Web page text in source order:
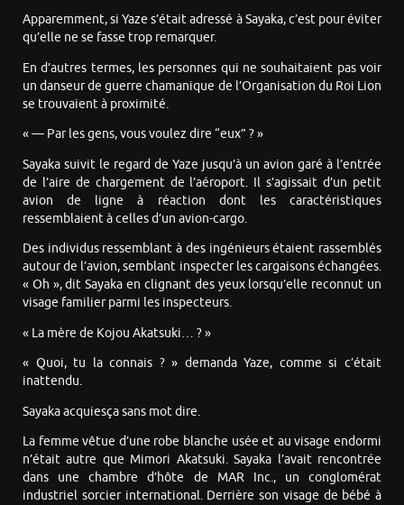
Apparemment, si Yaze s’était adressé à Sayaka, c’est pour éviter
qu’elle ne se fasse trop remarquer.
En d’autres termes, les personnes qui ne souhaitaient pas voir
un danseur de guerre chamanique de l’Organisation du Roi Lion
se trouvaient à proximité.
« — Par les gens, vous voulez dire “eux” ? »
Sayaka suivit le regard de Yaze jusqu’à un avion garé à l’entrée
de l’aire de chargement de l’aéroport. Il s’agissait d’un petit
avion de ligne à réaction dont les caractéristiques
ressemblaient à celles d’un avion-cargo.
Des individus ressemblant à des ingénieurs étaient rassemblés
autour de l’avion, semblant inspecter les cargaisons échangées.
« Oh », dit Sayaka en clignant des yeux lorsqu’elle reconnut un
visage familier parmi les inspecteurs.
« La mère de Kojou Akatsuki… ? »
« Quoi, tu la connais ? » demanda Yaze, comme si c’était
inattendu.
Sayaka acquiesça sans mot dire.
La femme vêtue d’une robe blanche usée et au visage endormi
n’était autre que Mimori Akatsuki. Sayaka l’avait rencontrée
dans une chambre d’hôte de MAR Inc., un conglomérat
industriel sorcier international. Derrière son visage de bébé à